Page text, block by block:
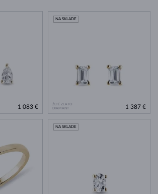
1 083 €
ŽLTÉ ZLATO
DIAMANT
NA SKLADE
1 387 €
NA SKLADE